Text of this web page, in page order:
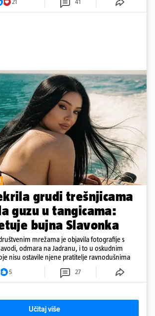
21 41
grudi trešnjicama
guzu u tangicama:
bujna Slavonka
mrežama je objavila fotografije s
odmara na Jadranu, i to u oskudnim
nisu ostavile njene pratitelje ravnodušnima
5 27
Učitaj više